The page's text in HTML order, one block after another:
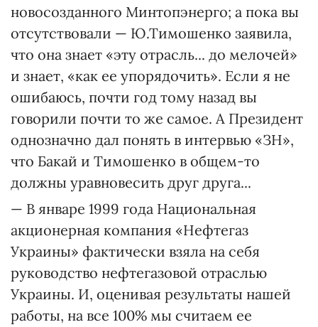
новосозданного Минтопэнерго; а пока вы
отсутствовали — Ю.Тимошенко заявила,
что она знает «эту отрасль... до мелочей»
и знает, «как ее упорядочить». Если я не
ошибаюсь, почти год тому назад вы
говорили почти то же самое. А Президент
однозначно дал понять в интервью «ЗН»,
что Бакай и Тимошенко в общем-то
должны уравновесить друг друга...
— В январе 1999 года Национальная
акционерная компания «Нефтегаз
Украины» фактически взяла на себя
руководство нефтегазовой отраслью
Украины. И, оценивая результаты нашей
работы, на все 100% мы считаем ее